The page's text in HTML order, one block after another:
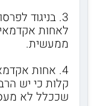
3. בניגוד
לאחות
ממעשית.
4. אחות
קלות כי יש
שככלל לא